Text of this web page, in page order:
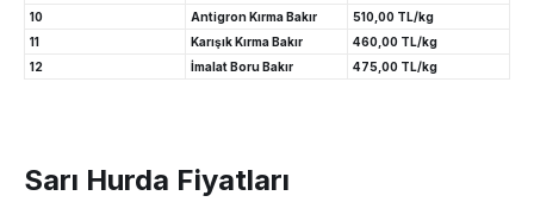
10
Antigron Kırma Bakır
510,00 TL/kg
11
Karışık Kırma Bakır
460,00 TL/kg
12
İmalat Boru Bakır 475,00 TL/kg
Sarı Hurda Fiyatları